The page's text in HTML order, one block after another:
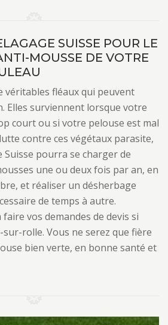
SUISSE POUR LE
MOUSSE DE VOTRE
véritables fléaux qui peuvent
Elles surviennent lorsque votre
court ou si votre pelouse est mal
contre ces végétaux parasite,
Suisse pourra se charger de
une ou deux fois par an, en
et réaliser un désherbage
de temps à autre.
faire vos demandes de devis si
rolle. Vous ne serez que fière
bien verte, en bonne santé et